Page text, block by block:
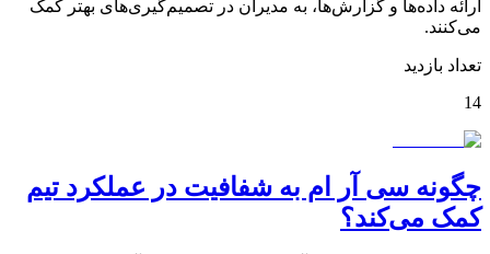
ارائه داده‌ها و گزارش‌ها، به مدیران در تصمیم‌گیری‌های بهتر کمک
می‌کنند.
تعداد بازدید
14
چگونه سی آر ام به شفافیت در عملکرد تیم
کمک می‌کند؟